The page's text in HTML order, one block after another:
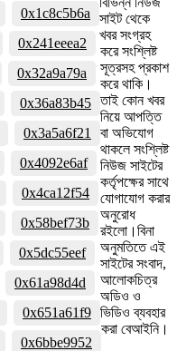
0x1c8c5b6a
0x241eeea2
0x32a9a79a
0x36a83b45
0x3a5a6f21
0x4092e6af
0x4ca12f54
0x58bef73b
0x5dc55eef
0x61a98d4d
0x651a61f9
0x6bbe9952
সাইট থেকে
খবর সংগ্রহ
করে সংশ্লিষ্ট
সূত্রসহ প্রকাশ
করে থাকি।
তাই কোন খবর
নিয়ে আপত্তি
বা অভিযোগ
থাকলে সংশ্লিষ্ট
নিউজ সাইটের
কর্তৃপক্ষের সাথে
যোগাযোগ করার
অনুরোধ
রইলো।বিনা
অনুমতিতে এই
সাইটের সংবাদ,
আলোকচিত্র
অডিও ও
ভিডিও ব্যবহার
করা বেআইনি।